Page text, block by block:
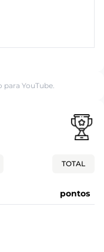
YouTube.
TOTAL
pontos